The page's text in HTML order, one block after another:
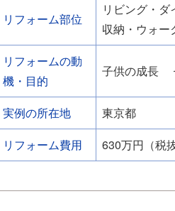
リフォーム部位
リビング・ダ
収納・ウォー
リフォームの動
機・目的
子供の成長
実例の所在地 東京都
リフォーム費用
630万円（税